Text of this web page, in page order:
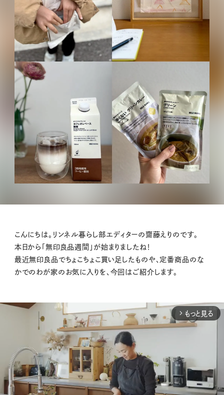
こんにちは。リンネル暮らし部エディターの齋藤えりのです。
本日から「無印良品週間」が始まりましたね！
最近無印良品でちょこちょこ買い足したものや、定番商品のな
かでのわが家のお気に入りを、今回はご紹介します。
arrow_forward_ios もっと見る